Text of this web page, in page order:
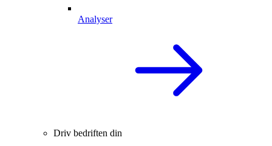
Analyser
Driv bedriften din